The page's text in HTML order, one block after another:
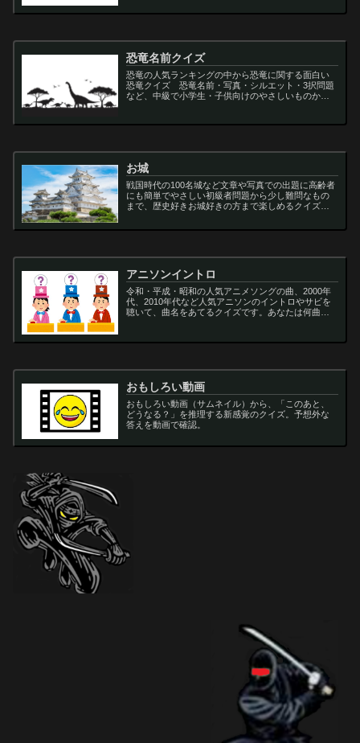
恐竜名前クイズ
恐竜の人気ランキングの中から恐竜に関する面白い
恐竜クイズ 恐竜名前・写真・シルエット・3択問題
など、中級で小学生・子供向けのやさしいものから
サ...
お城
戦国時代の100名城など文章や写真での出題に高齢者
にも簡単でやさしい初級者問題から少し難問なもの
まで、歴史好きお城好きの方まで楽しめるクイズで
アニソンイントロ
令和・平成・昭和の人気アニメソングの曲、2000年
代、2010年代など人気アニソンのイントロやサビを
聴いて、曲名をあてるクイズです。あなたは何曲わ
おもしろい動画
おもしろい動画（サムネイル）から、「このあと、
どうなる？」を推理する新感覚のクイズ。予想外な
答えを動画で確認。